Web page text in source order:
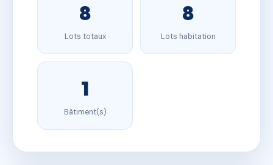
8
Lots totaux
8
Lots habitation
1
Bâtiment(s)